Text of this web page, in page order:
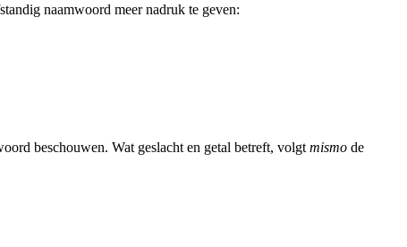
naamwoord meer nadruk te geven:
beschouwen. Wat geslacht en getal betreft, volgt mismo de